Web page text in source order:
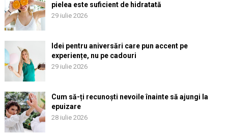
pielea este suficient de hidratată
29 iulie 2026
Idei pentru aniversări care pun accent pe
experiențe, nu pe cadouri
29 iulie 2026
Cum să-ți recunoști nevoile înainte să ajungi la
epuizare
28 iulie 2026